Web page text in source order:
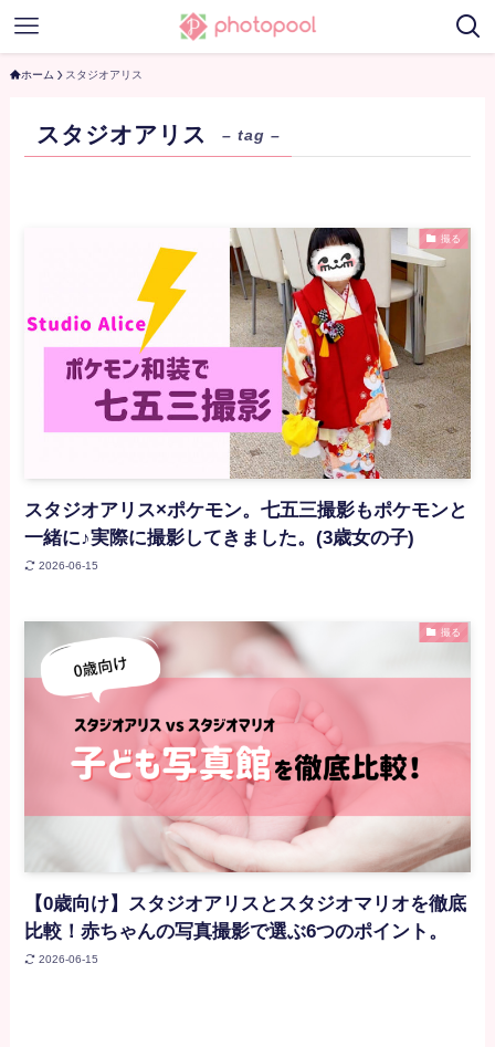
ホーム スタジオアリス
スタジオアリス – tag –
撮る
スタジオアリス×ポケモン。七五三撮影もポケモンと
一緒に♪実際に撮影してきました。(3歳女の子)
2026-06-15
撮る
【0歳向け】スタジオアリスとスタジオマリオを徹底
比較！赤ちゃんの写真撮影で選ぶ6つのポイント。
2026-06-15